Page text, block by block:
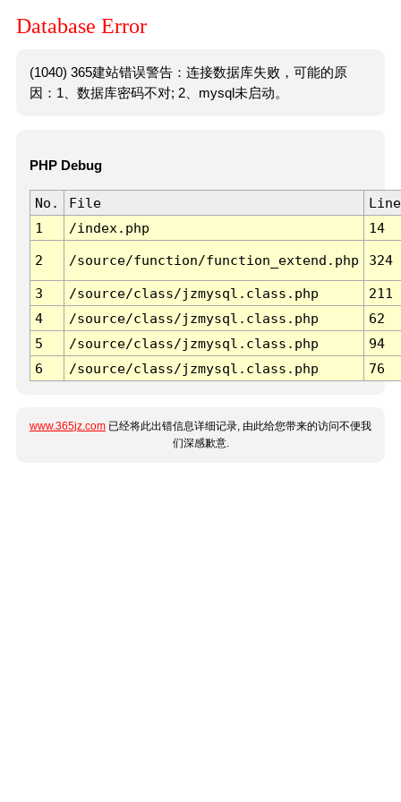
Database Error
(1040) 365建站错误警告：连接数据库失败，可能的原
因：1、数据库密码不对; 2、mysql未启动。
PHP Debug
No. File
Line
1
/index.php 14
2 /source/function/function_extend.php 324
3 /source/class/jzmysql.class.php
211
4
/source/class/jzmysql.class.php
62
5
/source/class/jzmysql.class.php
94
6
/source/class/jzmysql.class.php 76
www.365jz.com 已经将此出错信息详细记录, 由此给您带来的访问不便我
们深感歉意.